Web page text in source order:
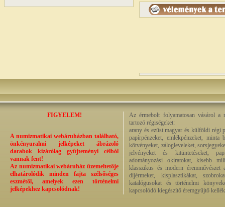
FIGYELEM!
A numizmatikai webáruházban található,
önkényuralmi jelképeket ábrázoló
darabok kizárólag gyűjteményi célból
vannak fent!
Az numizmatikai webáruház üzemeltetője
elhatárolódik minden fajta szélsőséges
eszmétől, amelyek ezen történelmi
jelképekhez kapcsolódnak!
Az érmebolt folyamatosan vásárol a
tartozó régiségeket:
arany és ezüst magyar és külföldi régi
papírpénzeket, emlékpénzeket, minta
kötvényeket, zálogleveleket,
jelvényeket és kitüntetéseket,
adományozási okiratokat, kisebb
klasszikus és modern éremművészet
díjérmeket, kisplasztikákat,
katalógusokat és történelmi
kapcsolódó kiegészítő éremgyűjtő